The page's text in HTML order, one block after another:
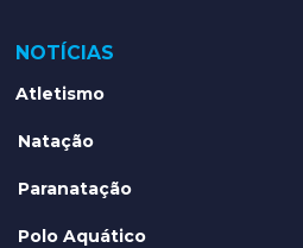
NOTÍCIAS
Atletismo
Natação
Paranatação
Polo Aquático